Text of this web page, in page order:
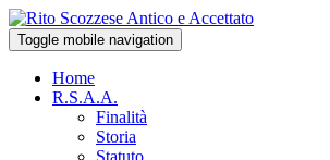
Toggle mobile navigation
Home
R.S.A.A.
Finalità
Storia
Statuto